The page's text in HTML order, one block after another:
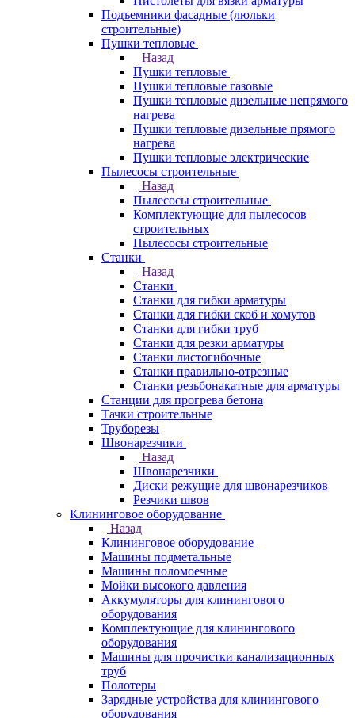
Подъемники фасадные (люльки
строительные)
Пушки тепловые
Назад
Пушки тепловые
Пушки тепловые газовые
Пушки тепловые дизельные непрямого
нагрева
Пушки тепловые дизельные прямого
нагрева
Пушки тепловые электрические
Пылесосы строительные
Назад
Пылесосы строительные
Комплектующие для пылесосов
строительных
Пылесосы строительные
Станки
Назад
Станки
Станки для гибки арматуры
Станки для гибки скоб и хомутов
Станки для гибки труб
Станки для резки арматуры
Станки листогибочные
Станки правильно-отрезные
Станки резьбонакатные для арматуры
Станции для прогрева бетона
Тачки строительные
Труборезы
Швонарезчики
Назад
Швонарезчики
Диски режущие для швонарезчиков
Резчики швов
Клининговое оборудование
Назад
Клининговое оборудование
Машины подметальные
Машины поломоечные
Мойки высокого давления
Аккумуляторы для клинингового
оборудования
Комплектующие для клинингового
оборудования
Машины для прочистки канализационных
труб
Полотеры
Зарядные устройства для клинингового
оборудования